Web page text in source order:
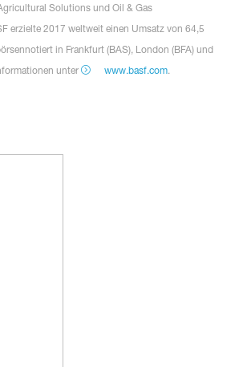
Solutions und Oil & Gas
erzielte 2017 weltweit einen Umsatz von 64,5
in Frankfurt (BAS), London (BFA) und
unter
www.basf.com.